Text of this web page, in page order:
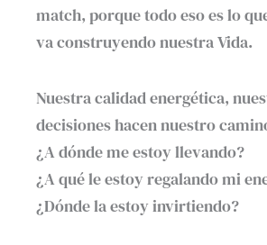
match, porque todo eso es lo
va construyendo nuestra Vida.
Nuestra calidad energética,
decisiones hacen nuestro
¿A dónde me estoy llevando?
¿A qué le estoy regalando mi
¿Dónde la estoy invirtiendo?